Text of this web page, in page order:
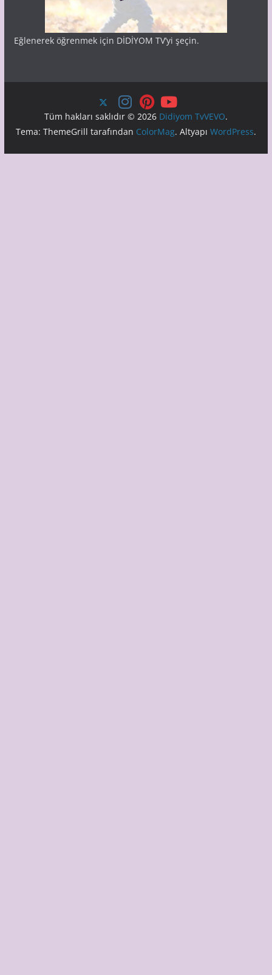
Eğlenerek öğrenmek için DİDİYOM TV’yi şeçin.
Tüm hakları saklıdır © 2026 Didiyom TvVEVO.
Tema: ThemeGrill tarafından ColorMag. Altyapı WordPress.